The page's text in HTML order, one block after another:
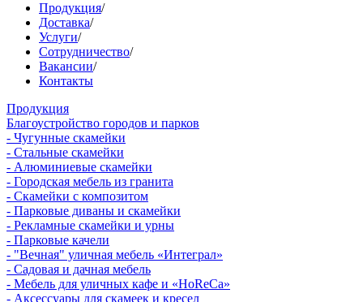
Продукция/
Доставка/
Услуги/
Сотрудничество/
Вакансии/
Контакты
Продукция
Благоустройство городов и парков
- Чугунные скамейки
- Стальные скамейки
- Алюминиевые скамейки
- Городская мебель из гранита
- Скамейки с композитом
- Парковые диваны и скамейки
- Рекламные скамейки и урны
- Парковые качели
- "Вечная" уличная мебель «Интеграл»
- Садовая и дачная мебель
- Мебель для уличных кафе и «HoReCa»
- Аксессуары для скамеек и кресел